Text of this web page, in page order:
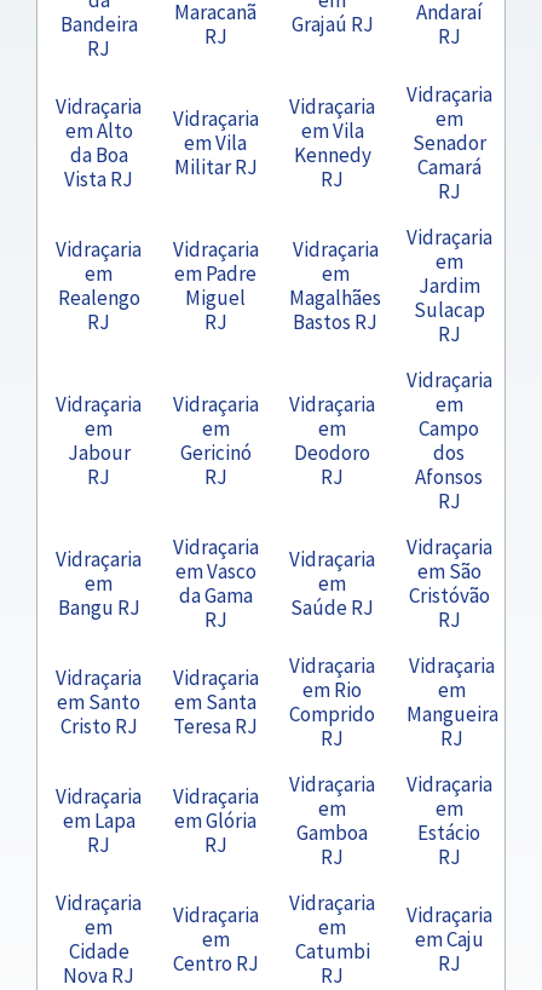
Bandeira
RJ
Maracanã
RJ
Grajaú RJ
Andaraí
RJ
Vidraçaria
em Alto
da Boa
Vista RJ
Vidraçaria
em Vila
Militar RJ
Vidraçaria
em Vila
Kennedy
RJ
Vidraçaria
em
Senador
Camará
RJ
Vidraçaria
em
Realengo
RJ
Vidraçaria
em Padre
Miguel
RJ
Vidraçaria
em
Magalhães
Bastos RJ
Vidraçaria
em
Jardim
Sulacap
RJ
Vidraçaria
em
Jabour
RJ
Vidraçaria
em
Gericinó
RJ
Vidraçaria
em
Deodoro
RJ
Vidraçaria
em
Campo
dos
Afonsos
RJ
Vidraçaria
em
Bangu RJ
Vidraçaria
em Vasco
da Gama
RJ
Vidraçaria
em
Saúde RJ
Vidraçaria
em São
Cristóvão
RJ
Vidraçaria
em Santo
Cristo RJ
Vidraçaria
em Santa
Teresa RJ
Vidraçaria
em Rio
Comprido
RJ
Vidraçaria
em
Mangueira
RJ
Vidraçaria
em Lapa
RJ
Vidraçaria
em Glória
RJ
Vidraçaria
em
Gamboa
RJ
Vidraçaria
em
Estácio
RJ
Vidraçaria
em
Cidade
Nova RJ
Vidraçaria
em
Centro RJ
Vidraçaria
em
Catumbi
RJ
Vidraçaria
em Caju
RJ